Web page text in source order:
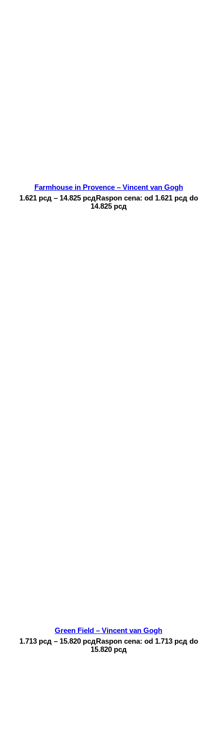
Farmhouse in Provence – Vincent van Gogh
1.621 рсд – 14.825 рсдRaspon cena: od 1.621 рсд do
14.825 рсд
Green Field – Vincent van Gogh
1.713 рсд – 15.820 рсдRaspon cena: od 1.713 рсд do
15.820 рсд